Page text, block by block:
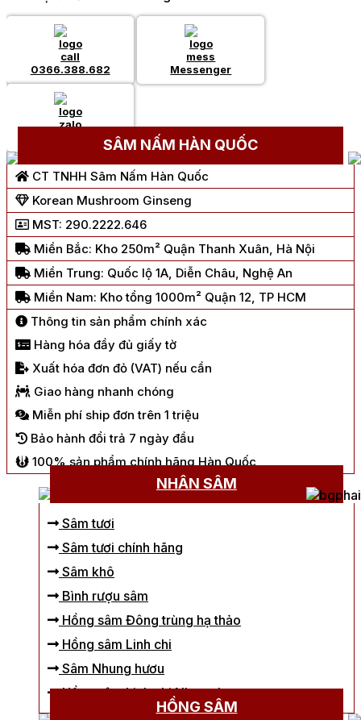
0366.388.682 Messenger
SÂM NẤM HÀN QUỐC
CT TNHH Sâm Nấm Hàn Quốc
Korean Mushroom Ginseng
MST: 290.2222.646
Miền Bắc: Kho 250m² Quận Thanh Xuân, Hà Nội
Miền Trung: Quốc lộ 1A, Diễn Châu, Nghệ An
Miền Nam: Kho tổng 1000m² Quận 12, TP HCM
Thông tin sản phẩm chính xác
Hàng hóa đầy đủ giấy tờ
Xuất hóa đơn đỏ (VAT) nếu cần
Giao hàng nhanh chóng
Miễn phí ship đơn trên 1 triệu
Bảo hành đổi trả 7 ngày đầu
100% sản phẩm chính hãng Hàn Quốc
NHÂN SÂM
Sâm tươi
Sâm tươi chính hãng
Sâm khô
Bình rượu sâm
Hồng sâm Đông trùng hạ thảo
Hồng sâm Linh chi
Sâm Nhung hươu
Hồng sâm Linh chi Nhung hươu
HỒNG SÂM